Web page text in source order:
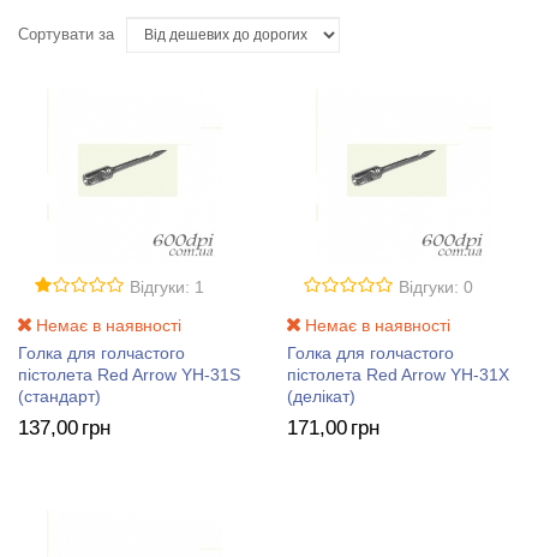
Сортувати за
Відгуки: 1
Немає в наявності
Голка для голчастого
пістолета Red Arrow YH-31S
(стандарт)
137,00 грн
Відгуки: 0
Немає в наявності
Голка для голчастого
пістолета Red Arrow YH-31X
(делікат)
171,00 грн